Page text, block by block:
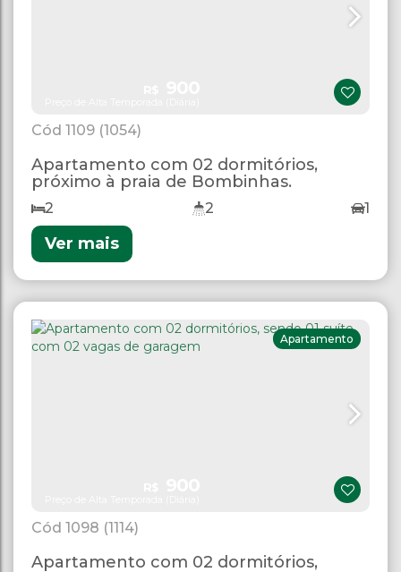
1109 (1054)
Apartamento com 02 dormitórios,
próximo à praia de Bombinhas.
2 2 1
Ver mais
1098 (1114)
Apartamento
Apartamento com 02 dormitórios,